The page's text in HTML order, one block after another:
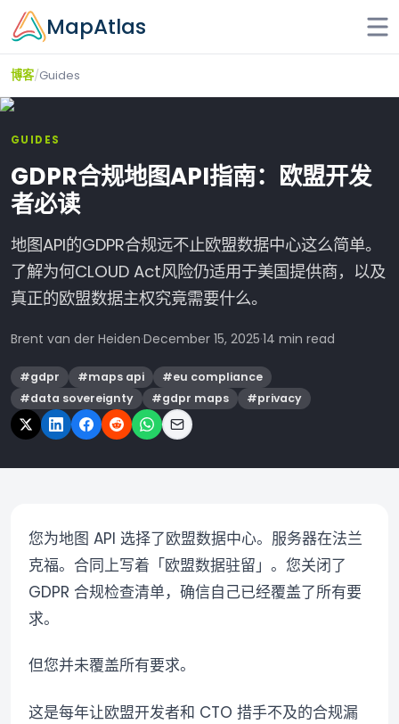
Skip to main content
MapAtlas
博客/Guides
GUIDES
GDPR合规地图API指南：欧盟开发
者必读
地图API的GDPR合规远不止欧盟数据中心这么简单。
了解为何CLOUD Act风险仍适用于美国提供商，以及
真正的欧盟数据主权究竟需要什么。
Brent van der Heiden·December 15, 2025·14 min read
#gdpr #maps api #eu compliance
#data sovereignty #gdpr maps #privacy
您为地图 API 选择了欧盟数据中心。服务器在法兰
克福。合同上写着「欧盟数据驻留」。您关闭了
GDPR 合规检查清单，确信自己已经覆盖了所有要
求。
但您并未覆盖所有要求。
这是每年让欧盟开发者和 CTO 措手不及的合规漏